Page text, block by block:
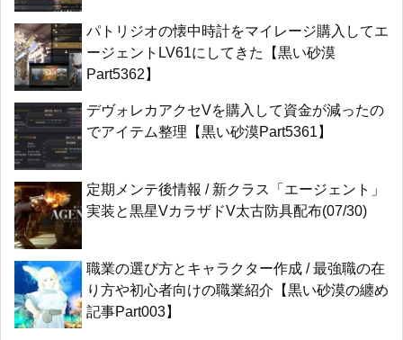
パトリジオの懐中時計をマイレージ購入してエ
ージェントLV61にしてきた【黒い砂漠
Part5362】
デヴォレカアクセVを購入して資金が減ったの
でアイテム整理【黒い砂漠Part5361】
定期メンテ後情報 / 新クラス「エージェント」
実装と黒星VカラザドV太古防具配布(07/30)
職業の選び方とキャラクター作成 / 最強職の在
り方や初心者向けの職業紹介【黒い砂漠の纏め
記事Part003】